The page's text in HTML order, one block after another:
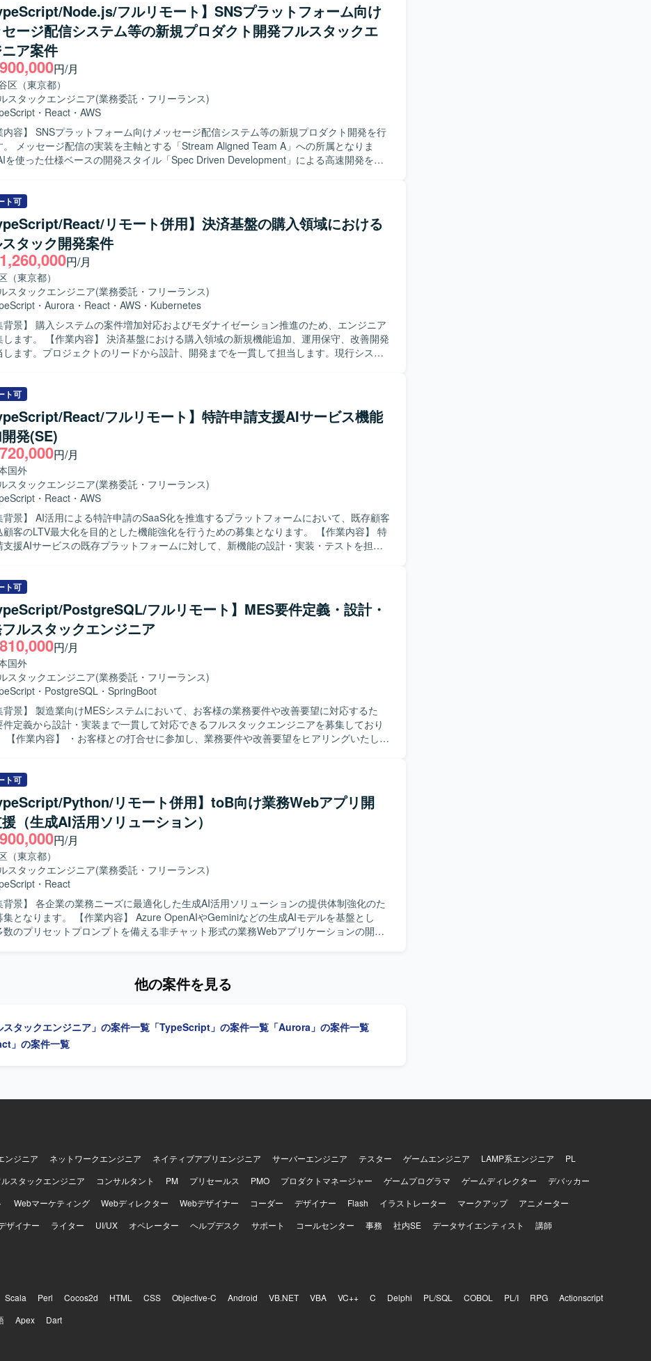
Node.js/フルリモート】SNSプラットフォーム向け
ージ配信システム等の新規プロダクト開発フルスタックエ
ア案件
900,000円/月
区（東京都）
スタックエンジニア(業務委託・フリーランス)
・ React ・ AWS
セージ配信システム等の新規プロダクト開発を行
。 メッセージ配信の実装を主軸とする「Stream Aligned Team A」への所属となりま
を使った仕様ベースの開発スタイル「Spec Driven Development」による高速開発を行
サービスブラッシュアップを行います。
ト可
React/リモート併用】決済基盤の購入領域における
タック開発案件
1,260,000円/月
（東京都）
スタックエンジニア(業務委託・フリーランス)
・ Aurora ・ React ・ AWS ・ Kubernetes
背景】 購入システムの案件増加対応およびモダナイゼーション推進のため、エンジニア
ける購入領域の新規機能追加、運用保守、改善開発
します。プロジェクトのリードから設計、開発までを一貫して担当します。現行システ
ます。チーム開発の経験があり、生成AIを含む新しい技術への挑戦を継続できる方を歓
決済トラフィックを支えるプラットフォームのモ
ゼーションに携わり、決済基盤の刷新に関する経験を積むことができます。 【開発環
、TypeScript、React、Next.js、Golangを使用します。インフラはKubernetes、
Amazon Aurora MySQLです。Mac、JetBrains IDE、VSCode、GitHub、Docker、
Actions、Datadog、Terraform、ChatGPT、Claude Codeを利用します。
ト可
React/フルリモート】特許申請支援AIサービス機能
発(SE)
720,000円/月
国外
スタックエンジニア(業務委託・フリーランス)
・ React ・ AWS
背景】 AI活用による特許申請のSaaS化を推進するプラットフォームにおいて、既存顧客
客のLTV最大化を目的とした機能強化を行うための募集となります。 【作業内容】 特
支援AIサービスの既存プラットフォームに対して、新機能の設計・実装・テストを担当
クト管理ツールを活用しながら、SEとして自走的にタスクを推進いただきます。 【求め
像】 AIコーディングツールを積極的に活用しながらも、生成物の品質を自らレビュー
善を回せる方を求めています。 要件を構造的に整理し、AIへの指示内容を自ら工夫でき
変化のある環境でも主体的にタスクを進められる方がフィットします。 【ポジション
】 AI駆動開発を中核に据えた開発プロセスを経験でき、LLMや各種AIツールを用いた最
発スタイルに携わることができます。 特許申請という専門領域のナレッジとSaaS開発の
に習得できる環境となっております。 【開発環境】 AIコーディングツール（Cursor
/ Claude Code 等）、Docker、GitHub、AWS を中心としたWebアプリケーション開発
想定しております。
ト可
PostgreSQL/フルリモート】MES要件定義・設計・
ルスタックエンジニア
810,000円/月
国外
スタックエンジニア(業務委託・フリーランス)
・ PostgreSQL ・ SpringBoot
背景】 製造業向けMESシステムにおいて、お客様の業務要件や改善要望に対応するた
件定義から設計・実装まで一貫して対応できるフルスタックエンジニアを募集しており
ていただきます。 ・フロントエンドおよびバックエンド双方の実装対応を行っていただ
。 ・単体テストおよび結合テストの設計ならびに実施を行っていただきます。 【求める
】 ・お客様とのコミュニケーションを通じて要件を整理し、主体的に提案や合意形成が
方を求めております。 ・フロントエンドとバックエンドの双方に関心を持ち、継続的に
善に取り組める方を歓迎いたします。 【ポジションの魅力】 ・要件定義から設
装、テストまでの上流から下流まで一貫して関わることができるため、フルスタックエ
アとしてのスキルを広く伸ばしていただけます。 ・AI支援開発ツールを活用した開発に
で、先進的な開発手法を経験していただけます。 【開発環境】 ・バックエンド：
（NestJS） ・フロントエンド：Vue ・データベース：PostgreSQL ・ORM：Prisma
テナ関連：Docker、Podman ・バージョン管理：GitHub ・AI支援開発ツールを活用した
境
ト可
Python/リモート併用】toB向け業務Webアプリ開
（生成AI活用ソリューション）
900,000円/月
（東京都）
スタックエンジニア(業務委託・フリーランス)
・ React
背景】 各企業の業務ニーズに最適化した生成AI活用ソリューションの提供体制強化のた
内容】 Azure OpenAIやGeminiなどの生成AIモデルを基盤とし
数のプリセットプロンプトを備える非チャット形式の業務Webアプリケーションの開
タックで一貫して関わることができるポジションです。Azure OpenAIやGeminiなどの最
：Python, FastAPI, pytest AI/開発支援：GitHub Copilot, Claude Code 等
他の案件を見る
スタックエンジニア」の案件一覧 「TypeScript」の案件一覧 「Aurora」の案件一覧
」の案件一覧
ンジニア ネットワークエンジニア ネイティブアプリエンジニア サーバーエンジニア テスター ゲームエンジニア LAMP系エンジニア
PL
ルスタックエンジニア コンサルタント PM プリセールス PMO プロダクトマネージャー ゲームプログラマ ゲームディレクター
デバッカー
Webマーケティング Webディレクター Webデザイナー コーダー デザイナー Flash イラストレーター マークアップ
アニメーター
ザイナー ライター UI/UX オペレーター ヘルプデスク サポート コールセンター 事務 社内SE データサイエンティスト 講師
Scala Perl Cocos2d HTML CSS Objective-C Android VB.NET VBA VC++ C Delphi PL/SQL COBOL PL/I RPG
Actionscript
Apex Dart